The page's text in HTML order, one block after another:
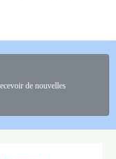
de nouvelles